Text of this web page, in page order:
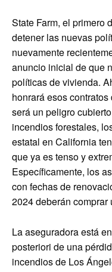
State Farm, el primero
detener las nuevas
nuevamente
anuncio inicial de que
políticas de vivienda.
honrará esos
será un peligro
incendios forestales,
estatal en California
que ya es tenso y
Específicamente, los
con fechas de
2024 deberán
La aseguradora está
posteriori de una
incendios de Los